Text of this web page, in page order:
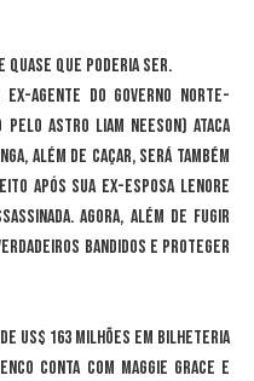
quase que poderia ser.
agente do governo norte-
astro Liam Neeson) ataca
além de caçar, será também
após sua ex-esposa Lenore
Agora, além de fugir
bandidos e proteger
US$ 163 milhões em bilheteria
conta com Maggie Grace e